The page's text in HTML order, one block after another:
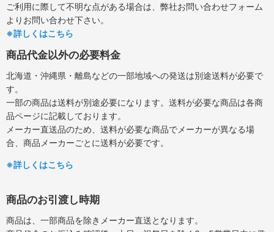
ご利用に際して不明な点がある場合は、弊社お問い合わせフォーム
よりお問い合わせ下さい。
※詳しくはこちら
商品代金以外の必要料金
北海道・沖縄県・離島などの一部地域への発送は別途送料が必要で
す。
一部の商品は送料が別途必要になります。送料が必要な商品は各商
品ページに記載しております。
メーカー直送品のため、送料が必要な商品でメーカーが異なる場
合、商品メーカーごとに送料が必要です。
※詳しくはこちら
商品のお引渡し時期
商品は、一部商品を除きメーカー直送となります。